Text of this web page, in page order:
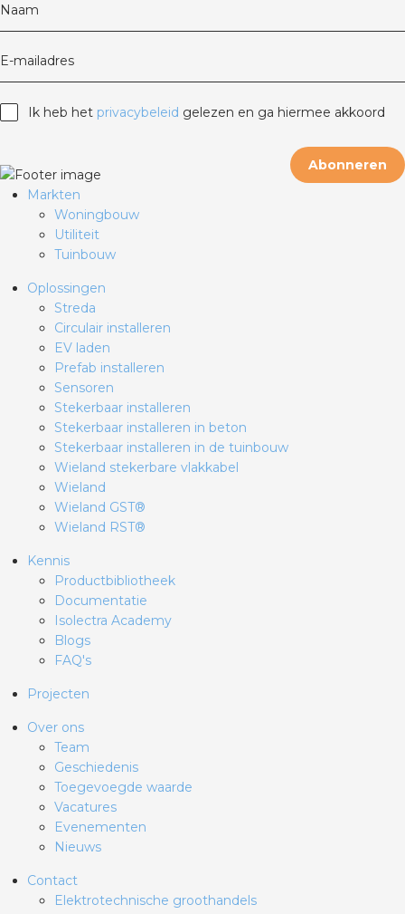
Naam
E-mailadres
Ik heb het privacybeleid gelezen en ga hiermee akkoord
Abonneren
Markten
Woningbouw
Utiliteit
Tuinbouw
Oplossingen
Streda
Circulair installeren
EV laden
Prefab installeren
Sensoren
Stekerbaar installeren
Stekerbaar installeren in beton
Stekerbaar installeren in de tuinbouw
Wieland stekerbare vlakkabel
Wieland
Wieland GST®
Wieland RST®
Kennis
Productbibliotheek
Documentatie
Isolectra Academy
Blogs
FAQ's
Projecten
Over ons
Team
Geschiedenis
Toegevoegde waarde
Vacatures
Evenementen
Nieuws
Contact
Elektrotechnische groothandels